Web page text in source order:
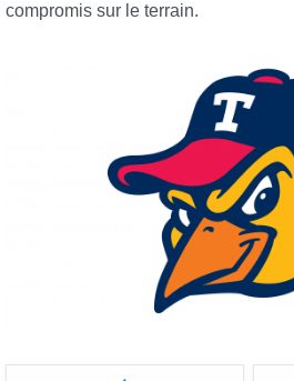
compromis sur le terrain.